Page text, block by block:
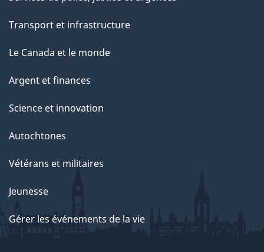
Transport et infrastructure
Le Canada et le monde
Argent et finances
Science et innovation
Autochtones
Vétérans et militaires
Jeunesse
Gérer les événements de la vie